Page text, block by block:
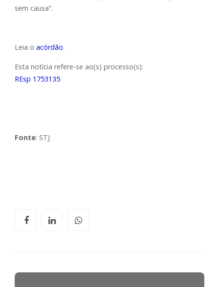
sem causa”.
Leia o acórdão.
Esta notícia refere-se ao(s) processo(s):
REsp 1753135
Fonte: STJ